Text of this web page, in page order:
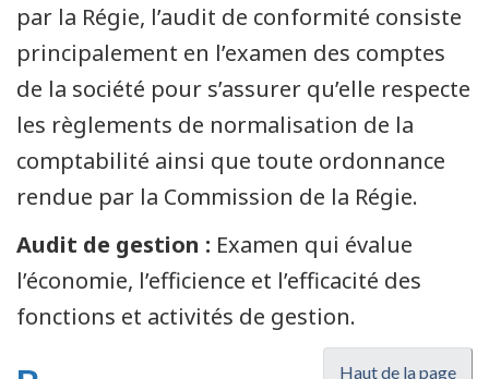
par la Régie, l’audit de conformité consiste
principalement en l’examen des comptes
de la société pour s’assurer qu’elle respecte
les règlements de normalisation de la
comptabilité ainsi que toute ordonnance
rendue par la Commission de la Régie.
Audit de gestion : Examen qui évalue
l’économie, l’efficience et l’efficacité des
fonctions et activités de gestion.
Haut de la page